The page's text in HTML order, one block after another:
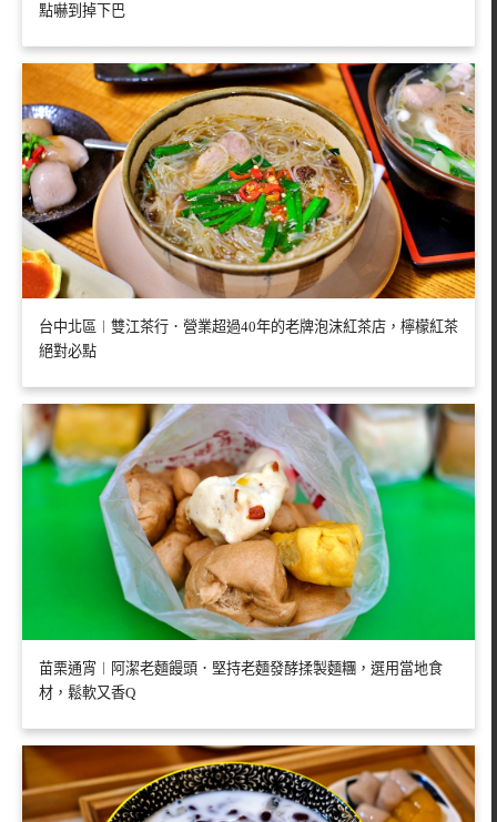
點嚇到掉下巴
台中北區︱雙江茶行．營業超過40年的老牌泡沫紅茶店，檸檬紅茶
絕對必點
苗栗通宵︱阿潔老麵饅頭．堅持老麵發酵揉製麵糰，選用當地食
材，鬆軟又香Q